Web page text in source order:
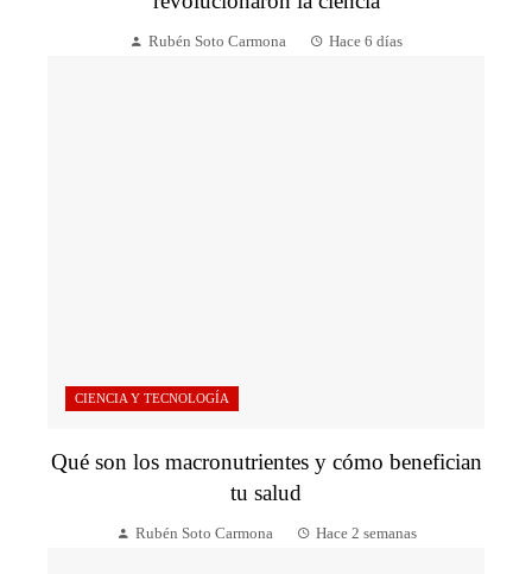
Rubén Soto Carmona Hace 6 días
CIENCIA Y TECNOLOGÍA
Qué son los macronutrientes y cómo benefician
tu salud
Rubén Soto Carmona Hace 2 semanas